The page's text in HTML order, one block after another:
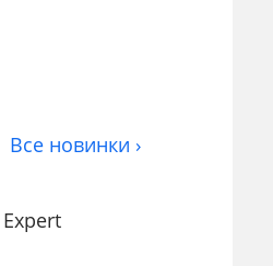
Все новинки ›